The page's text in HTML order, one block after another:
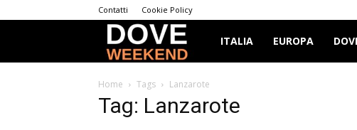
Contatti Cookie Policy
Dove
ITALIA EUROPA
Home Tags Lanzarote
Tag: Lanzarote